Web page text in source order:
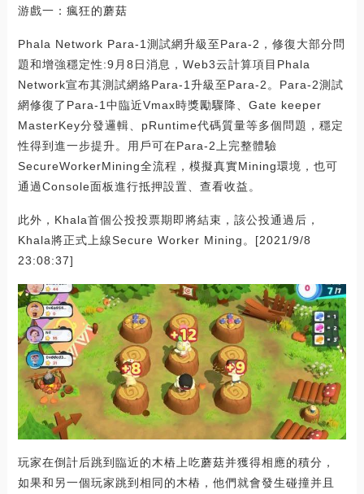
游戲一：瘋狂的蘑菇
Phala Network Para-1測試網升級至Para-2，修復大部分問
題和增強穩定性:9月8日消息，Web3云計算項目Phala
Network宣布其測試網絡Para-1升級至Para-2。Para-2測試
網修復了Para-1中臨近Vmax時獎勵驟降、Gate keeper
MasterKey分發邏輯、pRuntime代碼質量等多個問題，穩定
性得到進一步提升。用戶可在Para-2上完整體驗
SecureWorkerMining全流程，模擬真實Mining環境，也可
通過Console面板進行抵押設置、查看收益。
此外，Khala首個公投投票期即將結束，該公投通過后，
Khala將正式上線Secure Worker Mining。[2021/9/8
23:08:37]
玩家在倒計后跳到臨近的木樁上吃蘑菇并獲得相應的積分，
如果和另一個玩家跳到相同的木樁，他們就會發生碰撞并且